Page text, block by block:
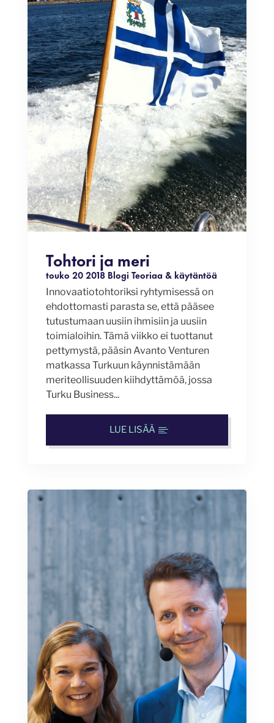
Tohtori ja meri
touko 20 2018 Blogi Teoriaa & käytäntöä
Innovaatiotohtoriksi ryhtymisessä on
ehdottomasti parasta se, että pääsee
tutustumaan uusiin ihmisiin ja uusiin
toimialoihin. Tämä viikko ei tuottanut
pettymystä, pääsin Avanto Venturen
matkassa Turkuun käynnistämään
meriteollisuuden kiihdyttämöä, jossa
Turku Business...
LUE LISÄÄ